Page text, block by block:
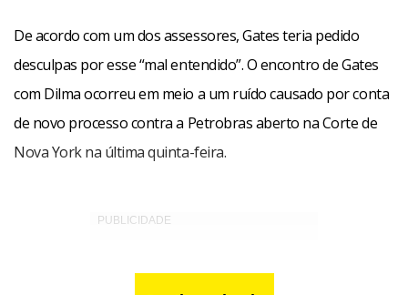
De acordo com um dos assessores, Gates teria pedido
desculpas por esse “mal entendido”. O encontro de Gates
com Dilma ocorreu em meio a um ruído causado por conta
de novo processo contra a Petrobras aberto na Corte de
Nova York na última quinta-feira.